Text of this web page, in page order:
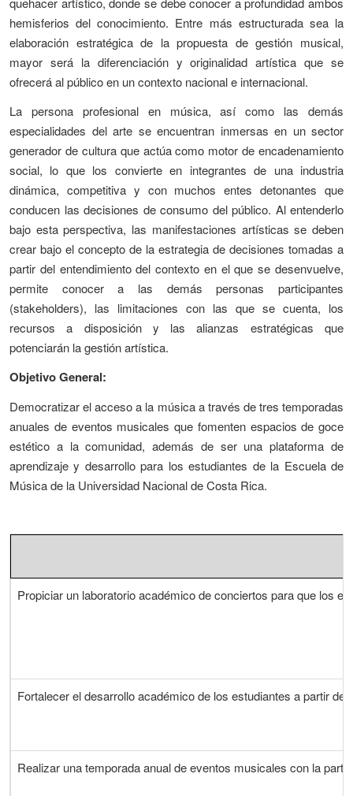
hemisferios del conocimiento. Entre más estructurada sea la
elaboración estratégica de la propuesta de gestión musical,
mayor será la diferenciación y originalidad artística que se
ofrecerá al público en un contexto nacional e internacional.
La persona profesional en música, así como las demás
especialidades del arte se encuentran inmersas en un sector
generador de cultura que actúa como motor de encadenamiento
social, lo que los convierte en integrantes de una industria
dinámica, competitiva y con muchos entes detonantes que
conducen las decisiones de consumo del público. Al entenderlo
bajo esta perspectiva, las manifestaciones artísticas se deben
crear bajo el concepto de la estrategia de decisiones tomadas a
partir del entendimiento del contexto en el que se desenvuelve,
permite conocer a las demás personas participantes
(stakeholders), las limitaciones con las que se cuenta, los
recursos a disposición y las alianzas estratégicas que
potenciarán la gestión artística.
Objetivo General:
Democratizar el acceso a la música a través de tres temporadas
anuales de eventos musicales que fomenten espacios de goce
estético a la comunidad, además de ser una plataforma de
aprendizaje y desarrollo para los estudiantes de la Escuela de
Música de la Universidad Nacional de Costa Rica.
Propiciar un laboratorio académico de conciertos para que los
Fortalecer el desarrollo académico de los estudiantes a partir de
Realizar una temporada anual de eventos musicales con la